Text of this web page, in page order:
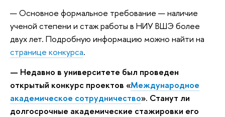
— Основное формальное требование — наличие
ученой степени и стаж работы в НИУ ВШЭ более
двух лет. Подробную информацию можно найти на
странице конкурса.
— Недавно в университете был проведен
открытый конкурс проектов «Международное
академическое сотрудничество». Станут ли
долгосрочные академические стажировки его